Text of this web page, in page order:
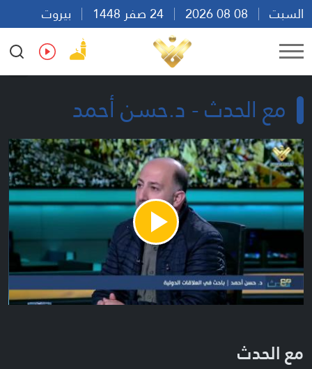
السبت
بيروت
02:54
Ar En Fr Es
مع الحدث - د.حسن أحمد
Play
Video
مع الحدث